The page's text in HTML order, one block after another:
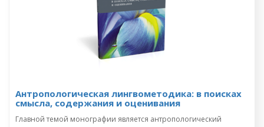
Антропологическая лингвометодика: в поисках
смысла, содержания и оценивания
Главной темой монографии является антропологический